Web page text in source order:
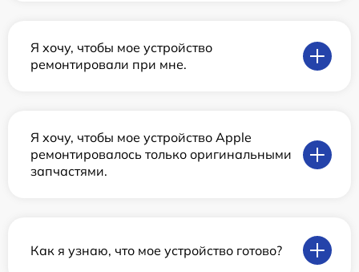
Я хочу, чтобы мое устройство
ремонтировали при мне.
Я хочу, чтобы мое устройство Apple
ремонтировалось только оригинальными
запчастями.
Как я узнаю, что мое устройство готово?